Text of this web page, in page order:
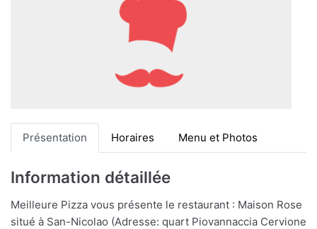
Présentation Horaires Menu et Photos
Information détaillée
Meilleure Pizza vous présente le restaurant : Maison Rose
situé à San-Nicolao (Adresse: quart Piovannaccia Cervione